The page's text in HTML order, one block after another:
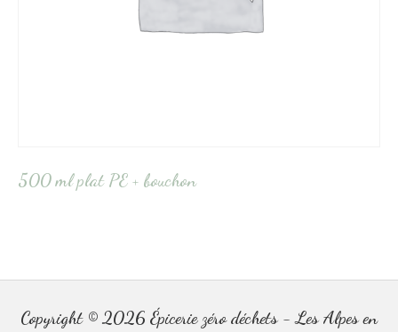
500 ml plat PE + bouchon
Copyright © 2026 Épicerie zéro déchets - Les Alpes en